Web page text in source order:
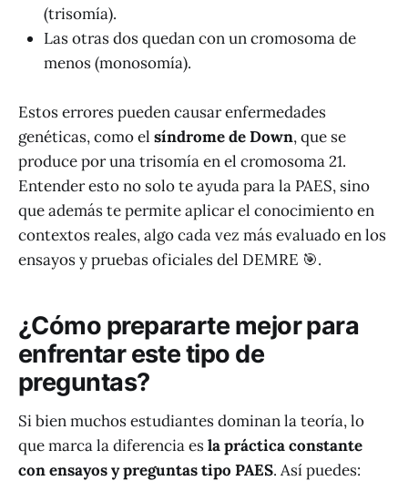
(trisomía).
Las otras dos quedan con un cromosoma de
menos (monosomía).
Estos errores pueden causar enfermedades
genéticas, como el síndrome de Down, que se
produce por una trisomía en el cromosoma 21.
Entender esto no solo te ayuda para la PAES, sino
que además te permite aplicar el conocimiento en
contextos reales, algo cada vez más evaluado en los
ensayos y pruebas oficiales del DEMRE 🎯.
¿Cómo prepararte mejor para
enfrentar este tipo de
preguntas?
Si bien muchos estudiantes dominan la teoría, lo
que marca la diferencia esla práctica constante
con ensayos y preguntas tipo PAES. Así puedes: